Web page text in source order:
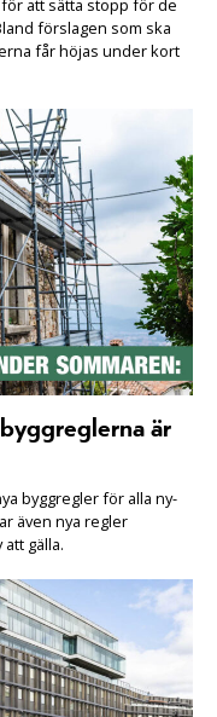
att sätta stopp för de
förslagen som ska
får höjas under kort
är
byggregler för alla ny-
även nya regler
gälla.